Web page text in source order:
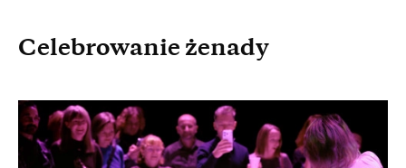
Celebrowanie żenady